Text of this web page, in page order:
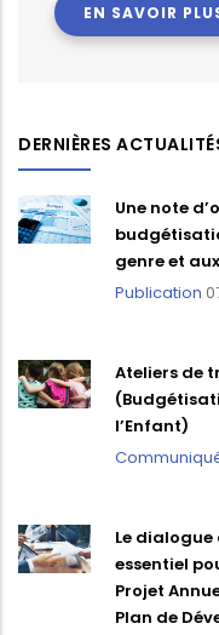
EN SAVOIR
DERNIÈRES
Une note
genre et
Publication
Ateliers de
l’Enfant)
Le dialogue
essentiel
Projet
Plan de